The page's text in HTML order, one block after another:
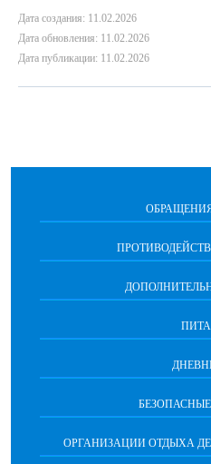
Дата создания: 11.02.2026
Дата обновления: 11.02.2026
Дата публикации: 11.02.2026
ОРГАНИЗАЦИИ ОТДЫХА